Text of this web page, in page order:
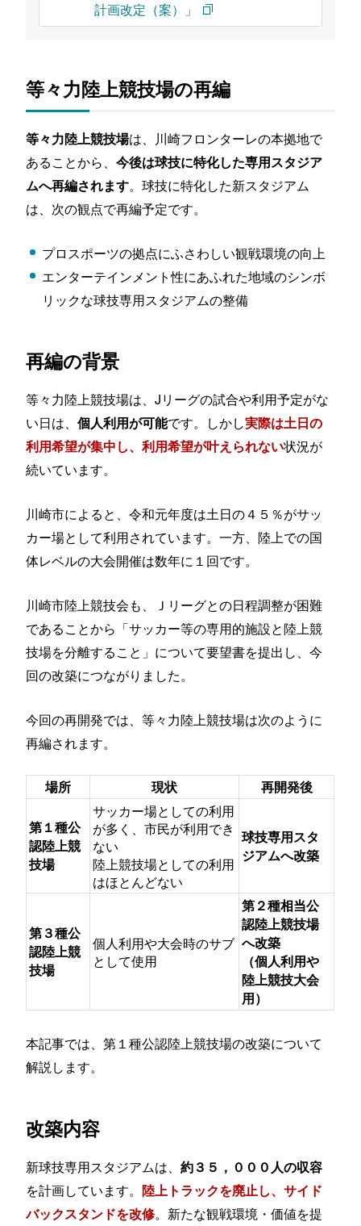
計画改定（案）」
等々力陸上競技場の再編
等々力陸上競技場は、川崎フロンターレの本拠地で
あることから、今後は球技に特化した専用スタジア
ムへ再編されます。球技に特化した新スタジアム
は、次の観点で再編予定です。
プロスポーツの拠点にふさわしい観戦環境の向上
エンターテインメント性にあふれた地域のシンボ
リックな球技専用スタジアムの整備
再編の背景
等々力陸上競技場は、Jリーグの試合や利用予定がな
い日は、個人利用が可能です。しかし実際は土日の
利用希望が集中し、利用希望が叶えられない状況が
続いています。
川崎市によると、令和元年度は土日の４５％がサッ
カー場として利用されています。一方、陸上での国
体レベルの大会開催は数年に１回です。
川崎市陸上競技会も、Ｊリーグとの日程調整が困難
であることから「サッカー等の専用的施設と陸上競
技場を分離すること」について要望書を提出し、今
回の改築につながりました。
今回の再開発では、等々力陸上競技場は次のように
再編されます。
場所 現状 再開発後
第１種公
認陸上競
技場
サッカー場としての利用
が多く、市民が利用でき
ない
陸上競技場としての利用
はほとんどない
球技専用スタ
ジアムへ改築
第３種公
認陸上競
技場
個人利用や大会時のサブ
として使用
第２種相当公
認陸上競技場
へ改築
（個人利用や
陸上競技大会
用）
本記事では、第１種公認陸上競技場の改築について
解説します。
改築内容
新球技専用スタジアムは、約３５，０００人の収容
を計画しています。陸上トラックを廃止し、サイド
バックスタンドを改修。新たな観戦環境・価値を提